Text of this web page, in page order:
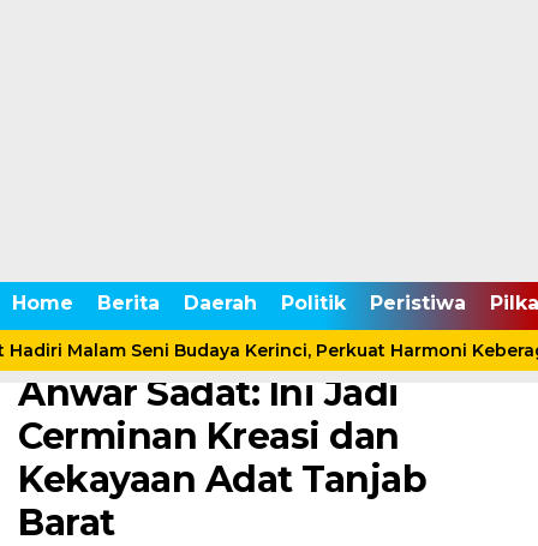
Home Berita Daerah Politik Peristiwa
Malam Seni Budaya Kerinci, Perkuat Harmoni
Senin, 18 Agustus 2025 - 12:44 WIB
Gelar Pawai Budaya,Bupati
Anwar Sadat: Ini Jadi
Cerminan Kreasi dan
Kekayaan Adat Tanjab
Barat